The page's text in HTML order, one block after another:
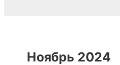
Ноябрь 2024